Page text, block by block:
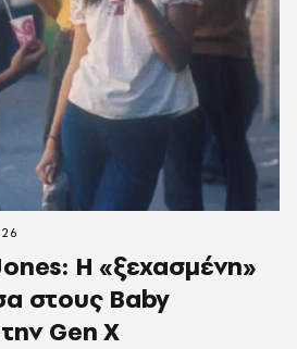
Η «ξεχασμένη»
στους Baby
Gen X